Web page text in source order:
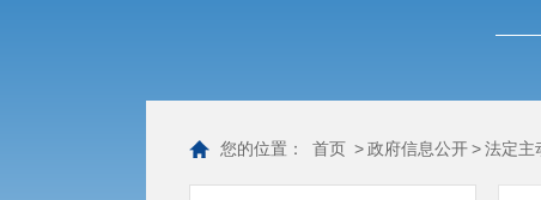
您的位置： 首页 >政府信息公开>法定主